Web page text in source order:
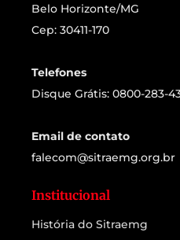
Belo Horizonte/MG
Cep: 30411-170
Telefones
Disque Grátis: 0800-283-
Email de contato
falecom@sitraemg.org.br
Institucional
História do Sitraemg